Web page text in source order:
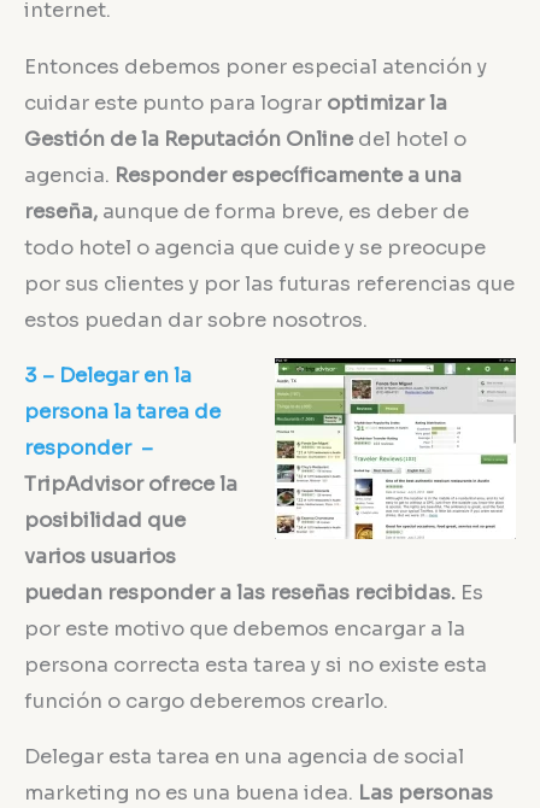
internet.
Entonces debemos poner especial atención y
cuidar este punto para lograr optimizar la
Gestión de la Reputación Onlinedel hotel o
agencia. Responder específicamente a una
reseña, aunque de forma breve, es deber de
todo hotel o agencia que cuide y se preocupe
por sus clientes y por las futuras referencias que
estos puedan dar sobre nosotros.
3 – Delegar en la
persona la tarea de
responder –
TripAdvisor ofrece la
posibilidad que
varios usuarios
puedan responder a las reseñas recibidas. Es
por este motivo que debemos encargar a la
persona correcta esta tarea y si no existe esta
función o cargo deberemos crearlo.
Delegar esta tarea en una agencia de social
marketing no es una buena idea. Las personas